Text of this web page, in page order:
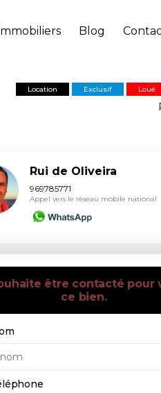
Blog
Location Exclusif Loué
Rui de Oliveira
969785771
Appel vers le réseau mobile national
être contacté pour
ce bien.